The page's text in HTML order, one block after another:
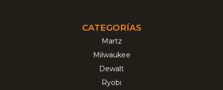
CATEGORÍAS
Martz
Milwaukee
Dewalt
Ryobi